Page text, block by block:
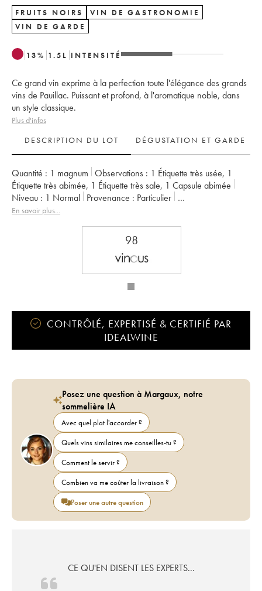
FRUITS NOIRS
VIN DE GASTRONOMIE
VIN DE GARDE
13% 1.5 L INTENSITÉ
Ce grand vin exprime à la perfection toute l'élégance des grands
vins de Pauillac. Puissant et profond, à l'aromatique noble, dans
un style classique.
Plus d'infos
DESCRIPTION DU LOT
DÉGUSTATION ET GARDE
Quantité : 1 magnum Observations : 1 Étiquette très usée, 1
Étiquette très abimée, 1 Étiquette très sale, 1 Capsule abimée
Niveau : 1 Normal Provenance : particulier
TVA récupérable :
Château Pichon Baron
En savoir plus...
98
CONTRÔLÉ, EXPERTISÉ & CERTIFIÉ PAR
IDEALWINE
Posez une question à Margaux, notre
sommelière IA
Avec quel plat l'accorder ?
Quels vins similaires me conseilles-tu ?
Comment le servir ?
Combien va me coûter la livraison ?
Poser une autre question
CE QU'EN DISENT LES EXPERTS...